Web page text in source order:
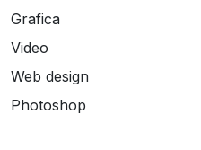
Grafica
Video
Web design
Photoshop